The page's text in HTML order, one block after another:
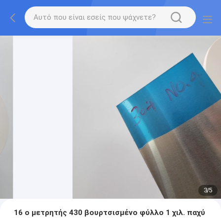
3/5
16 ο μετρητής 430 βουρτσισμένο φύλλο 1 χιλ. παχύ